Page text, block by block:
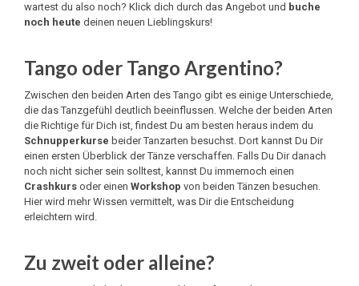
wartest du also noch? Klick dich durch das Angebot und buche
noch heute deinen neuen Lieblingskurs!
Tango oder Tango Argentino?
Zwischen den beiden Arten des Tango gibt es einige Unterschiede,
die das Tanzgefühl deutlich beeinflussen. Welche der beiden Arten
die Richtige für Dich ist, findest Du am besten heraus indem du
Schnupperkurse beider Tanzarten besuchst. Dort kannst Du Dir
einen ersten Überblick der Tänze verschaffen. Falls Du Dir danach
noch nicht sicher sein solltest, kannst Du immernoch einen
Crashkurs oder einen Workshop von beiden Tänzen besuchen.
Hier wird mehr Wissen vermittelt, was Dir die Entscheidung
erleichtern wird.
Zu zweit oder alleine?